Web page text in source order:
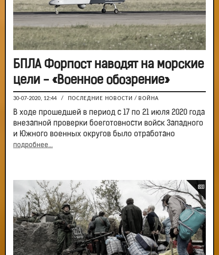
БПЛА Форпост наводят на морские
цели - «Военное обозрение»
30-07-2020, 12:44 / ПОСЛЕДНИЕ НОВОСТИ / ВОЙНА
В ходе прошедшей в период с 17 по 21 июля 2020 года
внезапной проверки боеготовности войск Западного
и Южного военных округов было отработано
подробнее...